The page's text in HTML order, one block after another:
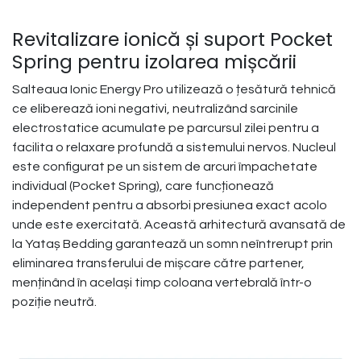
Revitalizare ionică și suport Pocket
Spring pentru izolarea mișcării
Salteaua Ionic Energy Pro utilizează o țesătură tehnică
ce eliberează ioni negativi, neutralizând sarcinile
electrostatice acumulate pe parcursul zilei pentru a
facilita o relaxare profundă a sistemului nervos. Nucleul
este configurat pe un sistem de arcuri împachetate
individual (Pocket Spring), care funcționează
independent pentru a absorbi presiunea exact acolo
unde este exercitată. Această arhitectură avansată de
la Yataș Bedding garantează un somn neîntrerupt prin
eliminarea transferului de mișcare către partener,
menținând în același timp coloana vertebrală într-o
poziție neutră.